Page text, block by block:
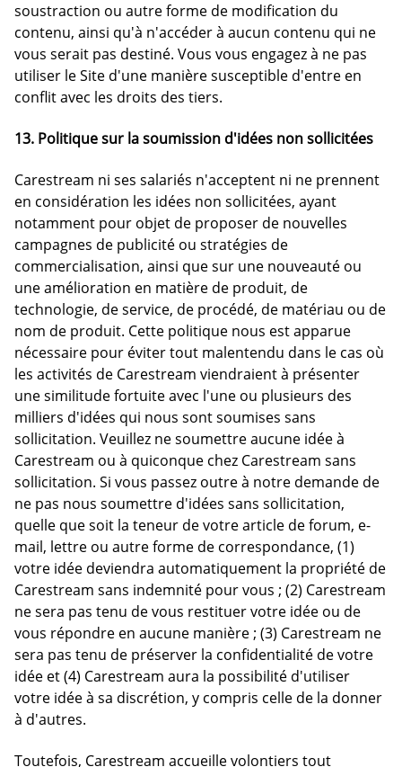
soustraction ou autre forme de modification du
contenu, ainsi qu'à n'accéder à aucun contenu qui ne
vous serait pas destiné. Vous vous engagez à ne pas
utiliser le Site d'une manière susceptible d'entre en
conflit avec les droits des tiers.
13. Politique sur la soumission d'idées non sollicitées
Carestream ni ses salariés n'acceptent ni ne prennent
en considération les idées non sollicitées, ayant
notamment pour objet de proposer de nouvelles
campagnes de publicité ou stratégies de
commercialisation, ainsi que sur une nouveauté ou
une amélioration en matière de produit, de
technologie, de service, de procédé, de matériau ou de
nom de produit. Cette politique nous est apparue
nécessaire pour éviter tout malentendu dans le cas où
les activités de Carestream viendraient à présenter
une similitude fortuite avec l'une ou plusieurs des
milliers d'idées qui nous sont soumises sans
sollicitation. Veuillez ne soumettre aucune idée à
Carestream ou à quiconque chez Carestream sans
sollicitation. Si vous passez outre à notre demande de
ne pas nous soumettre d'idées sans sollicitation,
quelle que soit la teneur de votre article de forum, e-
mail, lettre ou autre forme de correspondance, (1)
votre idée deviendra automatiquement la propriété de
Carestream sans indemnité pour vous ; (2) Carestream
ne sera pas tenu de vous restituer votre idée ou de
vous répondre en aucune manière ; (3) Carestream ne
sera pas tenu de préserver la confidentialité de votre
idée et (4) Carestream aura la possibilité d'utiliser
votre idée à sa discrétion, y compris celle de la donner
à d'autres.
Toutefois, Carestream accueille volontiers tout